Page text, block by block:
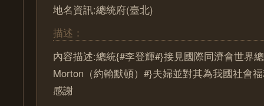
地名資訊:總統府(臺北)
描述：
內容描述:總統{#李登輝#}接見國際同濟會世界
Morton（約翰默頓）#}夫婦並對其為我國社會
感謝